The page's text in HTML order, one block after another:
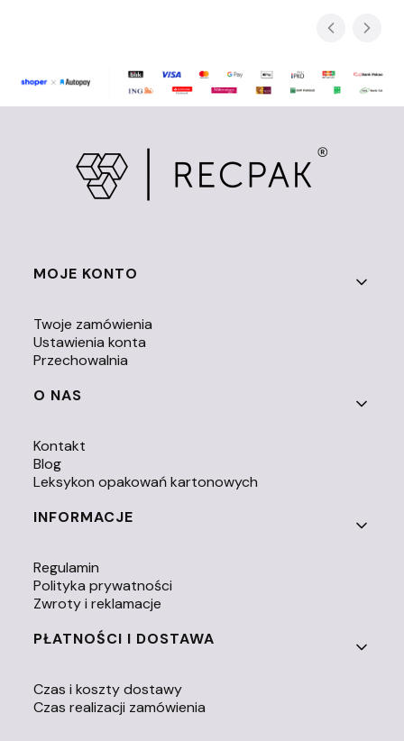
Linki w stopce
MOJE KONTO
Twoje zamówienia
Ustawienia konta
Przechowalnia
O NAS
Kontakt
Blog
Leksykon opakowań kartonowych
INFORMACJE
Regulamin
Polityka prywatności
Zwroty i reklamacje
PŁATNOŚCI I DOSTAWA
Czas i koszty dostawy
Czas realizacji zamówienia